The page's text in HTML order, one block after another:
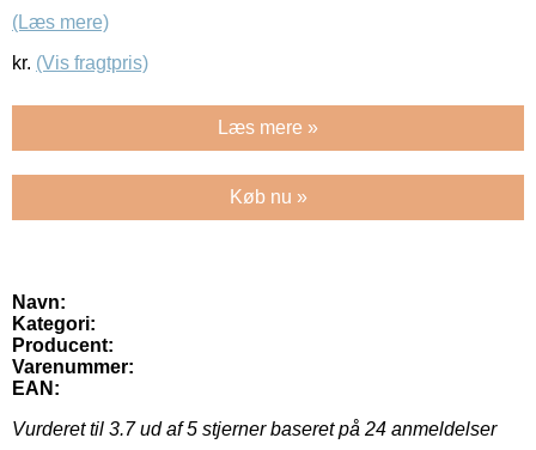
(Læs mere)
kr. (Vis fragtpris)
Læs mere »
Køb nu »
Navn:
Kategori:
Producent:
Varenummer:
EAN:
Vurderet til 3.7ud af 5 stjerner baseret på 24 anmeldelser